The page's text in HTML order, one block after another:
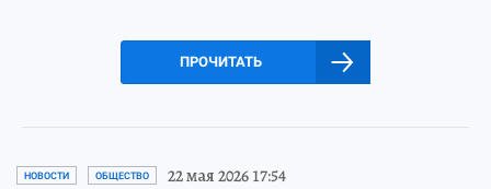
ПРОЧИТАТЬ
НОВОСТИ ОБЩЕСТВО 22 мая 2026 17:54